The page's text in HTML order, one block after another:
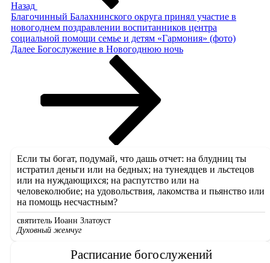
Назад
Благочинный Балахнинского округа принял участие в
новогоднем поздравлении воспитанников центра
социальной помощи семье и детям «Гармония» (фото)
Следующая
Далее Богослужение в Новогоднюю ночь
Если ты богат, подумай, что дашь отчет: на блудниц ты
истратил деньги или на бедных; на тунеядцев и льстецов
или на нуждающихся; на распутство или на
человеколюбие; на удовольствия, лакомства и пьянство или
на помощь несчастным?
святитель Иоанн Златоуст
Духовный жемчуг
Расписание богослужений